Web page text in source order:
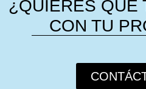
¿QUIERES QUE
CON TU